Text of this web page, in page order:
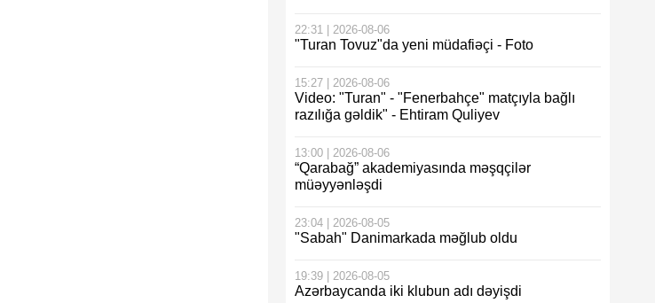
22:31 | 2026-08-06
"Turan Tovuz"da yeni müdafiəçi - Foto
15:27 | 2026-08-06
Video: "Turan" - "Fenerbahçe" matçıyla bağlı
razılığa gəldik" - Ehtiram Quliyev
13:00 | 2026-08-06
“Qarabağ” akademiyasında məşqçilər
müəyyənləşdi
23:04 | 2026-08-05
"Sabah" Danimarkada məğlub oldu
19:39 | 2026-08-05
Azərbaycanda iki klubun adı dəyişdi